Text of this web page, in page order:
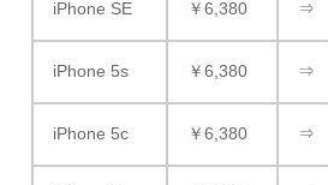
iPhone SE ￥6,380 ⇒
iPhone 5s ￥6,380 ⇒
iPhone 5c ￥6,380 ⇒